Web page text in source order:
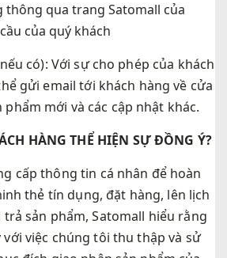
thông qua trang Satomall của
của quý khách
có): Với sự cho phép của khách
gửi email tới khách hàng về cửa
mới và các cập nhật khác.
HÀNG THỂ HIỆN SỰ ĐỒNG Ý?
cấp thông tin cá nhân để hoàn
thẻ tín dụng, đặt hàng, lên lịch
sản phẩm, Satomall hiểu rằng
việc chúng tôi thu thập và sử